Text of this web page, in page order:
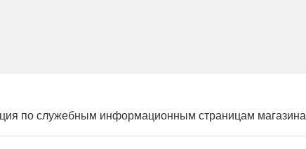
по служебным информационным страницам магазина